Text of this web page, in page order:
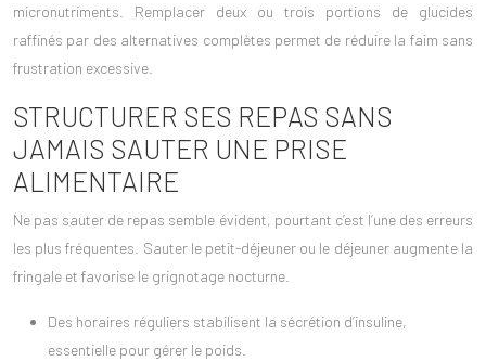
micronutriments. Remplacer deux ou trois portions de glucides
raffinés par des alternatives complètes permet de réduire la faim sans
frustration excessive.
STRUCTURER SES REPAS SANS
JAMAIS SAUTER UNE PRISE
ALIMENTAIRE
Ne pas sauter de repas semble évident, pourtant c’est l’une des erreurs
les plus fréquentes. Sauter le petit-déjeuner ou le déjeuner augmente la
fringale et favorise le grignotage nocturne.
Des horaires réguliers stabilisent la sécrétion d’insuline,
essentielle pour gérer le poids.